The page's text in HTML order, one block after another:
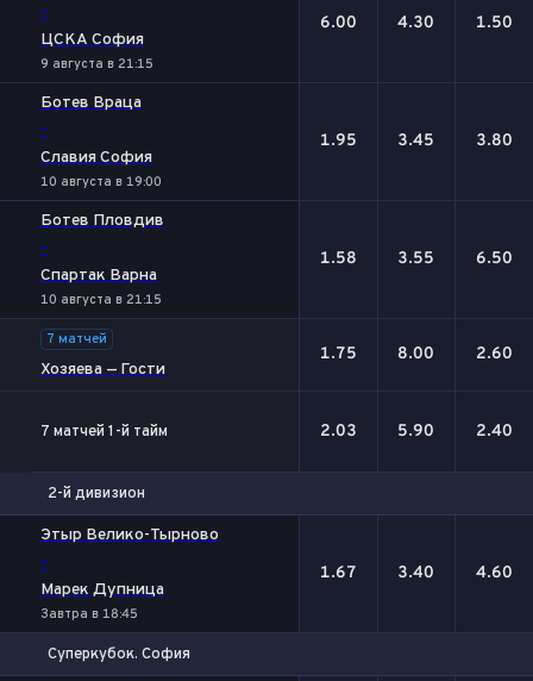
-
ЦСКА София
9 августа в 21:15
6.00 4.30 1.50
Ботев Враца
-
Славия София
10 августа в 19:00
1.95 3.45 3.80
Ботев Пловдив
-
Спартак Варна
10 августа в 21:15
1.58 3.55 6.50
7 матчей
Хозяева — Гости
1.75 8.00 2.60
7 матчей 1-й тайм 2.03 5.90 2.40
2-й дивизион
Этыр Велико-Тырново
-
Марек Дупница
Завтра в 18:45
1.67 3.40 4.60
Суперкубок. София